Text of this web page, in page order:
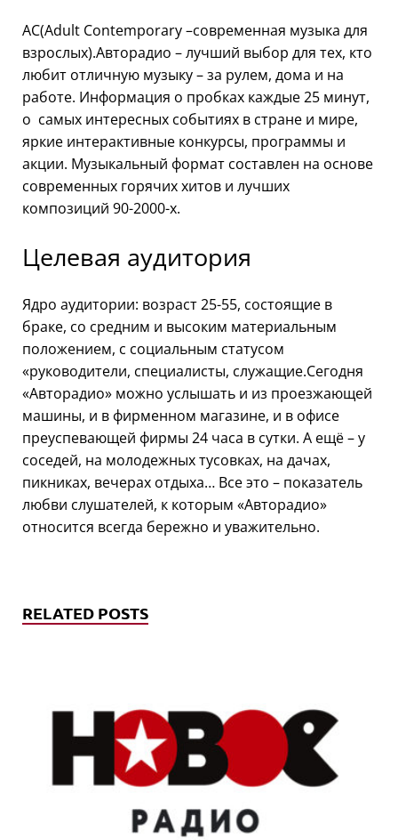
АС(Adult Contemporary –современная музыка для
взрослых).Авторадио – лучший выбор для тех, кто
любит отличную музыку – за рулем, дома и на
работе. Информация о пробках каждые 25 минут,
о самых интересных событиях в стране и мире,
яркие интерактивные конкурсы, программы и
акции. Музыкальный формат составлен на основе
современных горячих хитов и лучших
композиций 90-2000-х.
Целевая аудитория
Ядро аудитории: возраст 25-55, состоящие в
браке, со средним и высоким материальным
положением, с социальным статусом
«руководители, специалисты, служащие.Сегодня
«Авторадио» можно услышать и из проезжающей
машины, и в фирменном магазине, и в офисе
преуспевающей фирмы 24 часа в сутки. А ещё – у
соседей, на молодежных тусовках, на дачах,
пикниках, вечерах отдыха… Все это – показатель
любви слушателей, к которым «Авторадио»
относится всегда бережно и уважительно.
RELATED POSTS